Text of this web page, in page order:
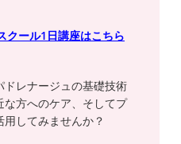
ール1日講座はこちら
ドレナージュの基礎技術
な方へのケア、そしてプ
してみませんか？